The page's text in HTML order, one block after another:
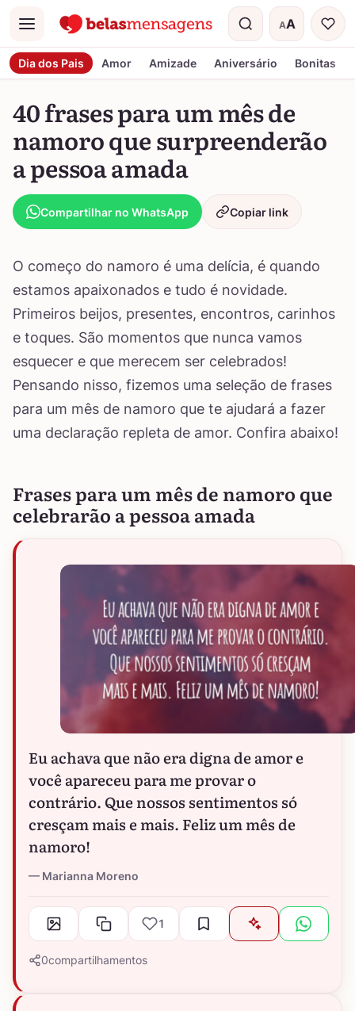
Menu AA
Tamanho do
Dia dos Pais Amor Amizade Aniversário Bonitas
40 frases para um mês de
namoro que surpreenderão
a pessoa amada
Compartilhar no WhatsApp Copiar link
O começo do namoro é uma delícia, é quando
estamos apaixonados e tudo é novidade.
Primeiros beijos, presentes, encontros, carinhos
e toques. São momentos que nunca vamos
esquecer e que merecem ser celebrados!
Pensando nisso, fizemos uma seleção de frases
para um mês de namoro que te ajudará a fazer
uma declaração repleta de amor. Confira abaixo!
Frases para um mês de namoro que
celebrarão a pessoa amada
Eu achava que não era digna de amor e
você apareceu para me provar o
contrário. Que nossos sentimentos só
cresçam mais e mais. Feliz um mês de
namoro!
Marianna Moreno
1
0compartilhamentos